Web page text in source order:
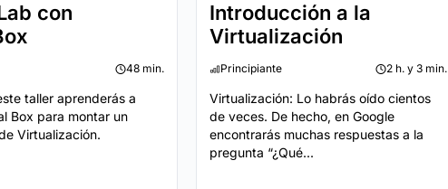
con
48 min.
taller aprenderás a
Box para montar un
Virtualización.
Introducción a la
Virtualización
Principiante 2 h. y 3 min.
Virtualización: Lo habrás oído cientos
de veces. De hecho, en Google
encontrarás muchas respuestas a la
pregunta “¿Qué...